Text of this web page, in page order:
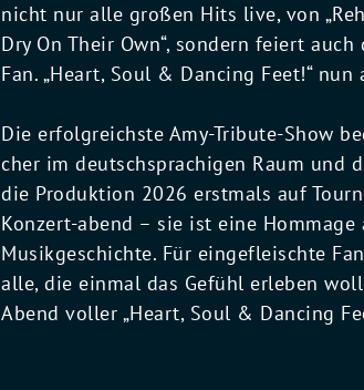
nicht nur alle großen Hits live, von
Dry On Their Own“, sondern feiert
Fan. „Heart, Soul & Dancing Feet!“
Die erfolgreichste Amy-Tribute-Show
cher im deutschsprachigen Raum und
die Produktion 2026 erstmals auf
Konzert-abend – sie ist eine
Musikgeschichte. Für eingefleischte
alle, die einmal das Gefühl erleben
Abend voller „Heart, Soul & Dancing